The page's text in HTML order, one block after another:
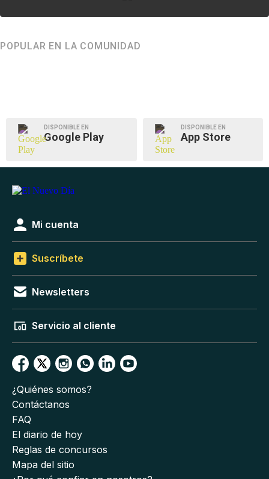
POPULAR EN LA COMUNIDAD
DISPONIBLE EN
Google Play
DISPONIBLE EN
App Store
Mi cuenta
Suscríbete
Newsletters
Servicio al cliente
¿Quiénes somos?
Contáctanos
FAQ
El diario de hoy
Reglas de concursos
Mapa del sitio